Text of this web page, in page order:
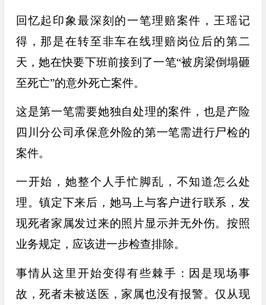
回忆起印象最深刻的一笔理赔案件，王瑶记
得，那是在转至非车在线理赔岗位后的第二
天，她在快要下班前接到了一笔“被房梁倒塌砸
至死亡”的意外死亡案件。
这是第一笔需要她独自处理的案件，也是产险
四川分公司承保意外险的第一笔需进行尸检的
案件。
一开始，她整个人手忙脚乱，不知道怎么处
理。镇定下来后，她马上与客户进行联系，发
现死者家属发过来的照片显示并无外伤。按照
业务规定，应该进一步检查排除。
事情从这里开始变得有些棘手：因是现场事
故，死者未被送医，家属也没有报警。仅从现